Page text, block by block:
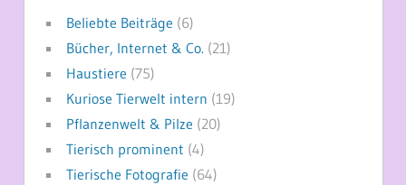
Beliebte Beiträge (6)
Bücher, Internet & Co. (21)
Haustiere (75)
Kuriose Tierwelt intern (19)
Pflanzenwelt & Pilze (20)
Tierisch prominent (4)
Tierische Fotografie (64)